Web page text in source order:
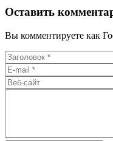
Оставить
Вы комментируете как